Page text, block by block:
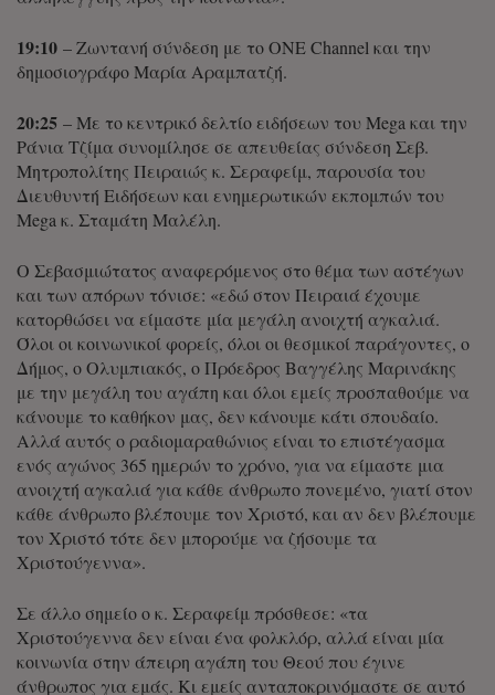
19:10 – Ζωντανή σύνδεση με το ONE Channel και την
δημοσιογράφο Μαρία Αραμπατζή.
20:25 – Με το κεντρικό δελτίο ειδήσεων του Mega και την
Ράνια Τζίμα συνομίλησε σε απευθείας σύνδεση Σεβ.
Μητροπολίτης Πειραιώς κ. Σεραφείμ, παρουσία του
Διευθυντή Ειδήσεων και ενημερωτικών εκπομπών του
Mega κ. Σταμάτη Μαλέλη.
Ο Σεβασμιώτατος αναφερόμενος στο θέμα των αστέγων
και των απόρων τόνισε: «εδώ στον Πειραιά έχουμε
κατορθώσει να είμαστε μία μεγάλη ανοιχτή αγκαλιά.
Όλοι οι κοινωνικοί φορείς, όλοι οι θεσμικοί παράγοντες, ο
Δήμος, ο Ολυμπιακός, ο Πρόεδρος Βαγγέλης Μαρινάκης
με την μεγάλη του αγάπη και όλοι εμείς προσπαθούμε να
κάνουμε το καθήκον μας, δεν κάνουμε κάτι σπουδαίο.
Αλλά αυτός ο ραδιομαραθώνιος είναι το επιστέγασμα
ενός αγώνος 365 ημερών το χρόνο, για να είμαστε μια
ανοιχτή αγκαλιά για κάθε άνθρωπο πονεμένο, γιατί στον
κάθε άνθρωπο βλέπουμε τον Χριστό, και αν δεν βλέπουμε
τον Χριστό τότε δεν μπορούμε να ζήσουμε τα
Χριστούγεννα».
Σε άλλο σημείο ο κ. Σεραφείμ πρόσθεσε: «τα
Χριστούγεννα δεν είναι ένα φολκλόρ, αλλά είναι μία
κοινωνία στην άπειρη αγάπη του Θεού που έγινε
άνθρωπος για εμάς. Κι εμείς ανταποκρινόμαστε σε αυτό